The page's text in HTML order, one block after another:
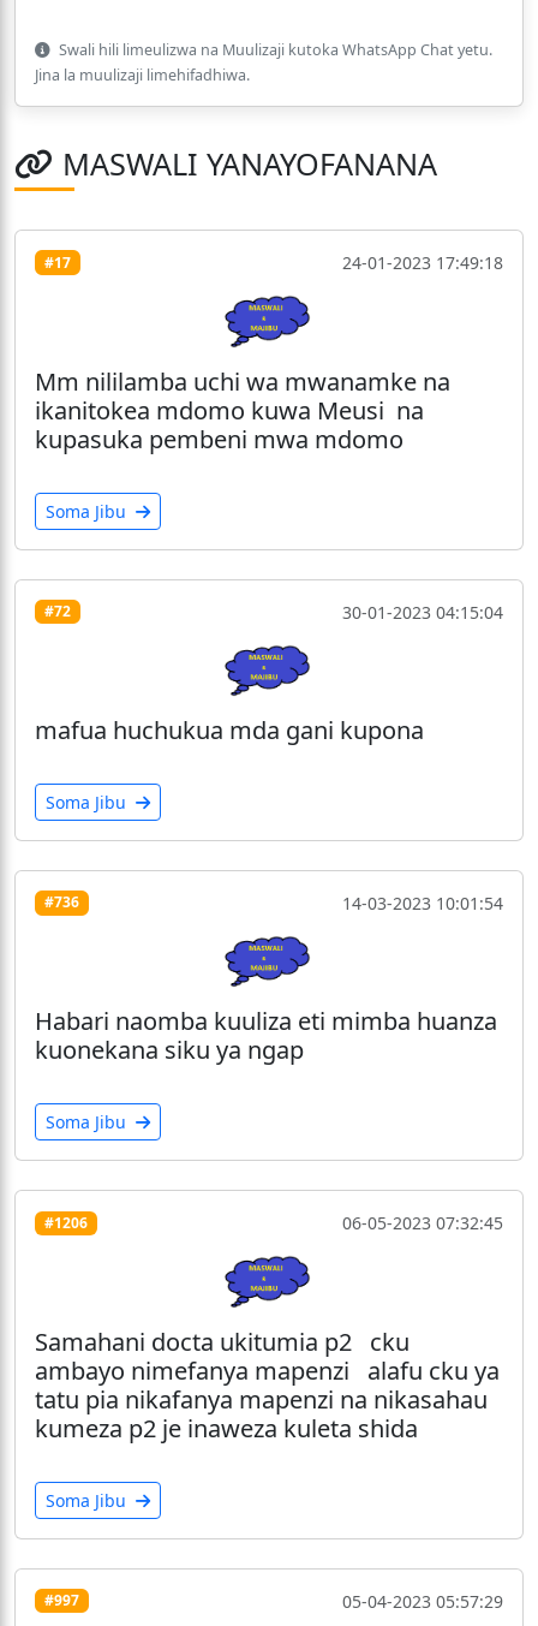
Swali hili limeulizwa na Muulizaji kutoka WhatsApp Chat yetu.
Jina la muulizaji limehifadhiwa.
MASWALI YANAYOFANANA
#17 24-01-2023 17:49:18
Mm nililamba uchi wa mwanamke na
ikanitokea mdomo kuwa Meusi na
kupasuka pembeni mwa mdomo
Soma Jibu
#72 30-01-2023 04:15:04
mafua huchukua mda gani kupona
Soma Jibu
#736 14-03-2023 10:01:54
Habari naomba kuuliza eti mimba huanza
kuonekana siku ya ngap
Soma Jibu
#1206 06-05-2023 07:32:45
Samahani docta ukitumia p2 cku
ambayo nimefanya mapenzi alafu cku ya
tatu pia nikafanya mapenzi na nikasahau
kumeza p2 je inaweza kuleta shida
Soma Jibu
#997 05-04-2023 05:57:29